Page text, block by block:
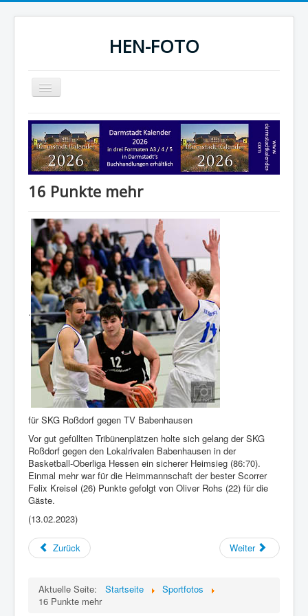
HEN-FOTO
Navigation
an/aus
HEN-FOTO Startseite
Darmstadt Kalender
Sportfotos
Fotografie
16 Punkte mehr
.
für SKG Roßdorf gegen TV Babenhausen
Vor gut gefüllten Tribünenplätzen holte sich gelang der SKG
Roßdorf gegen den Lokalrivalen Babenhausen in der
Basketball-Oberliga Hessen ein sicherer Heimsieg (86:70).
Einmal mehr war für die Heimmannschaft der bester Scorrer
Felix Kreisel (26) Punkte gefolgt von Oliver Rohs (22) für die
Gäste.
(13.02.2023)
Zurück Weiter
Aktuelle Seite: Startseite
Sportfotos
16 Punkte mehr